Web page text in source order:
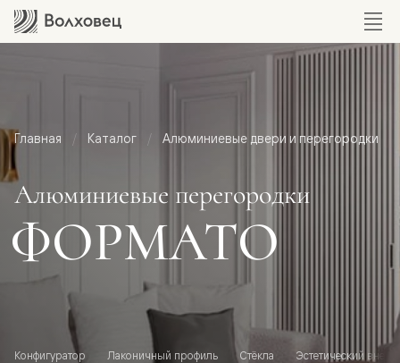
Главная Каталог Алюминиевые двери и перегородки
Алюминиевые перегородки
ФОРМАТО
Конфигуратор Лаконичный профиль Стёкла Эстетический